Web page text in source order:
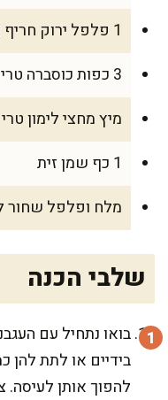
1 פלפל ירוק חריף (לפי הטעם), קצוץ דק מאוד
3 כפות כוסברה טרייה קצוצה דק
מיץ מחצי לימון טרי
1 כף שמן זית
מלח ופלפל שחור
שלבי הכנה
בואו נתחיל עם
בידיים או לתת להן
להפוך אותן